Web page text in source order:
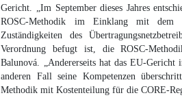
Gericht. „Im September dieses Jahres
ROSC-Methodik im Einklang mit dem
Zuständigkeiten des
Verordnung befugt ist, die ROSC-
Balunová. „Andererseits hat das EU-Gericht
anderen Fall seine Kompetenzen
Methodik mit Kostenteilung für die CORE-